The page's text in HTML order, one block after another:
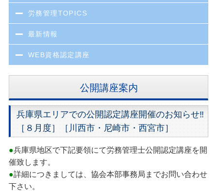
労務管理TOPICS
最新情報
WEB資格認定講座
公開講座案内
兵庫県エリアでの公開認定講座開催のお知らせ‼
［８月度］［川西市・尼崎市・西宮市］
●兵庫県地区で下記要領にて労務管理士公開認定講座を開
催致します。
●詳細につきましては、協会本部事務局までお問い合わせ
下さい。